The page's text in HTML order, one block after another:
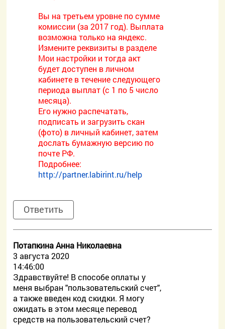
Вы на третьем уровне по сумме
комиссии (за 2017 год). Выплата
возможна только на яндекс.
Измените реквизиты в разделе
Мои настройки и тогда акт
будет доступен в личном
кабинете в течение следующего
периода выплат (с 1 по 5 число
месяца).
Его нужно распечатать,
подписать и загрузить скан
(фото) в личный кабинет, затем
дослать бумажную версию по
почте РФ.
Подробнее:
http://partner.labirint.ru/help
Ответить
Потапкина Анна Николаевна
3 августа 2020
14:46:00
Здравствуйте! В способе оплаты у
меня выбран "пользовательский счет",
а также введен код скидки. Я могу
ожидать в этом месяце перевод
средств на пользовательский счет?